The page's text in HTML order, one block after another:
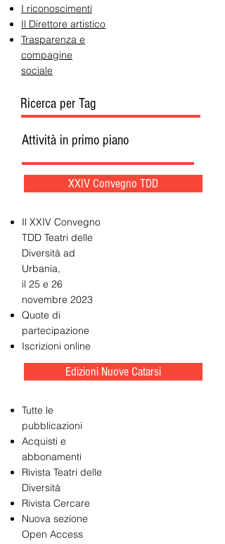
I riconoscimenti
Il Direttore artistico
Trasparenza e
compagine
sociale
Ricerca per Tag
Attività in primo piano
XXIV Convegno TDD
Il XXIV Convegno
TDD Teatri delle
Diversità ad
Urbania,
il 25 e 26
novembre 2023
Quote di
partecipazione
Iscrizioni online
Edizioni Nuove Catarsi
Tutte le
pubblicazioni
Acquisti e
abbonamenti
Rivista Teatri delle
Diversità
Rivista Cercare
Nuova sezione
Open Access